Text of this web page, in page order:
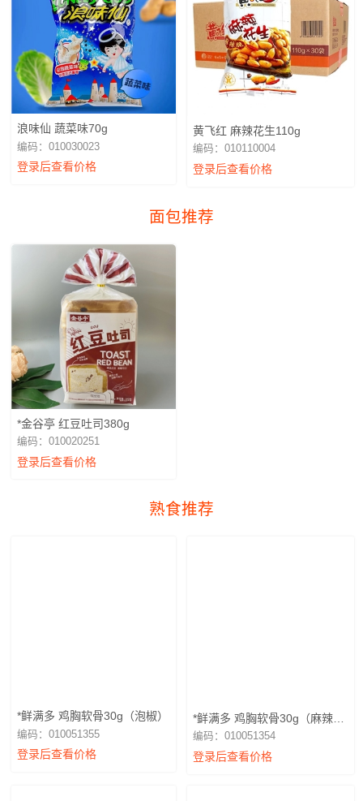
浪味仙 蔬菜味70g
编码：010030023
登录后查看价格
黄飞红 麻辣花生110g
编码：010110004
登录后查看价格
面包推荐
*金谷亭 红豆吐司380g
编码：010020251
登录后查看价格
熟食推荐
*鲜满多 鸡胸软骨30g（泡椒）
编码：010051355
登录后查看价格
*鲜满多 鸡胸软骨30g（麻辣火
锅）
编码：010051354
登录后查看价格